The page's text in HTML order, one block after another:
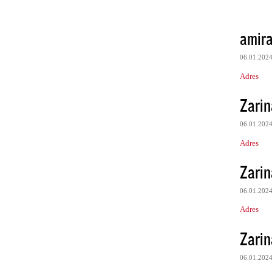
06.01.2024
Adres
06.01.2024
Adres
06.01.2024
Adres
06.01.2024